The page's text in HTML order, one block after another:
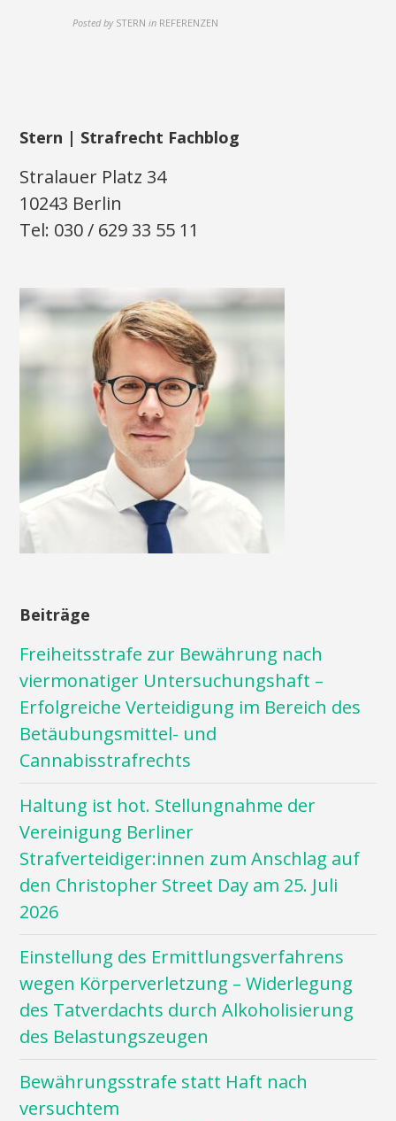
Posted by STERN in REFERENZEN
Stern | Strafrecht Fachblog
Stralauer Platz 34
10243 Berlin
Tel: 030 / 629 33 55 11
Beiträge
Freiheitsstrafe zur Bewährung nach
viermonatiger Untersuchungshaft –
Erfolgreiche Verteidigung im Bereich des
Betäubungsmittel- und
Cannabisstrafrechts
Haltung ist hot. Stellungnahme der
Vereinigung Berliner
Strafverteidiger:innen zum Anschlag auf
den Christopher Street Day am 25. Juli
2026
Einstellung des Ermittlungsverfahrens
wegen Körperverletzung – Widerlegung
des Tatverdachts durch Alkoholisierung
des Belastungszeugen
Bewährungsstrafe statt Haft nach
versuchtem